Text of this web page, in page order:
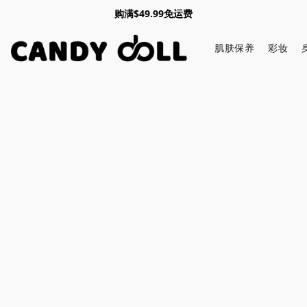
购满$49.99免运费
肌肤保养 彩妆